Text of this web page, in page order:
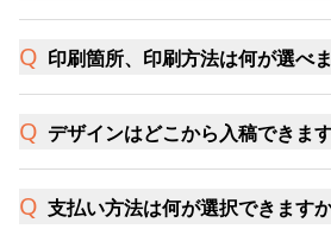
印刷箇所、印刷方法は何が選べ
デザインはどこから入稿できま
支払い方法は何が選択できます